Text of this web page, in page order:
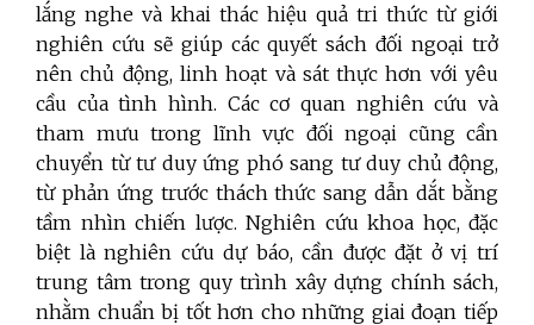
lắng nghe và khai thác hiệu quả tri thức từ giới
nghiên cứu sẽ giúp các quyết sách đối ngoại trở
nên chủ động, linh hoạt và sát thực hơn với yêu
cầu của tình hình. Các cơ quan nghiên cứu và
tham mưu trong lĩnh vực đối ngoại cũng cần
chuyển từ tư duy ứng phó sang tư duy chủ động,
từ phản ứng trước thách thức sang dẫn dắt bằng
tầm nhìn chiến lược. Nghiên cứu khoa học, đặc
biệt là nghiên cứu dự báo, cần được đặt ở vị trí
trung tâm trong quy trình xây dựng chính sách,
nhằm chuẩn bị tốt hơn cho những giai đoạn tiếp